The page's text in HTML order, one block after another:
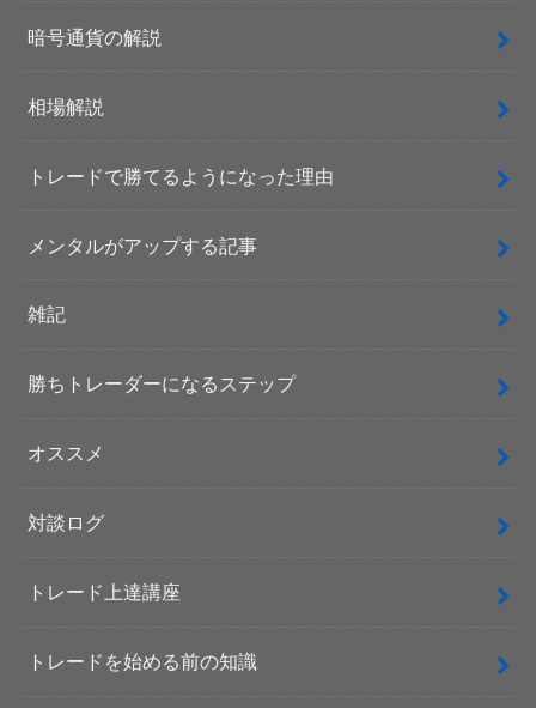
暗号通貨の解説
相場解説
トレードで勝てるようになった理由
メンタルがアップする記事
雑記
勝ちトレーダーになるステップ
オススメ
対談ログ
トレード上達講座
トレードを始める前の知識